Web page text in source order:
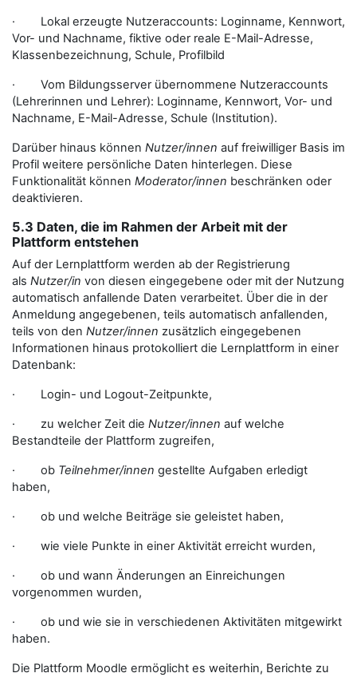
· Lokal erzeugte Nutzeraccounts: Loginname, Kennwort,
Vor- und Nachname, fiktive oder reale E-Mail-Adresse,
Klassenbezeichnung, Schule, Profilbild
· Vom Bildungsserver übernommene Nutzeraccounts
(Lehrerinnen und Lehrer): Loginname, Kennwort, Vor- und
Nachname, E-Mail-Adresse, Schule (Institution).
Darüber hinaus können Nutzer/innen auf freiwilliger Basis im
Profil weitere persönliche Daten hinterlegen. Diese
Funktionalität können Moderator/innen beschränken oder
deaktivieren.
5.3 Daten, die im Rahmen der Arbeit mit der
Plattform entstehen
Auf der Lernplattform werden ab der Registrierung
als Nutzer/in von diesen eingegebene oder mit der Nutzung
automatisch anfallende Daten verarbeitet. Über die in der
Anmeldung angegebenen, teils automatisch anfallenden,
teils von den Nutzer/innen zusätzlich eingegebenen
Informationen hinaus protokolliert die Lernplattform in einer
Datenbank:
· Login- und Logout-Zeitpunkte,
· zu welcher Zeit die Nutzer/innen auf welche
Bestandteile der Plattform zugreifen,
· ob Teilnehmer/innen gestellte Aufgaben erledigt
haben,
· ob und welche Beiträge sie geleistet haben,
· wie viele Punkte in einer Aktivität erreicht wurden,
· ob und wann Änderungen an Einreichungen
vorgenommen wurden,
· ob und wie sie in verschiedenen Aktivitäten mitgewirkt
haben.
Die Plattform Moodle ermöglicht es weiterhin, Berichte zu